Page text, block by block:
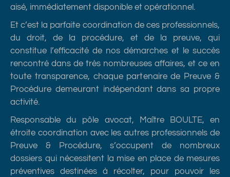
aisé, immédiatement disponible et opérationnel.
Et c’est la parfaite coordination de ces professionnels,
du droit, de la procédure, et de la preuve, qui
constitue l’efficacité de nos démarches et le succès
rencontré dans de très nombreuses affaires, et ce en
toute transparence, chaque partenaire de Preuve &
Procédure demeurant indépendant dans sa propre
activité.
Responsable du pôle avocat, Maître BOULTE, en
étroite coordination avec les autres professionnels de
Preuve & Procédure, s’occupent de nombreux
dossiers qui nécessitent la mise en place de mesures
préventives destinées à récolter, pour pouvoir les